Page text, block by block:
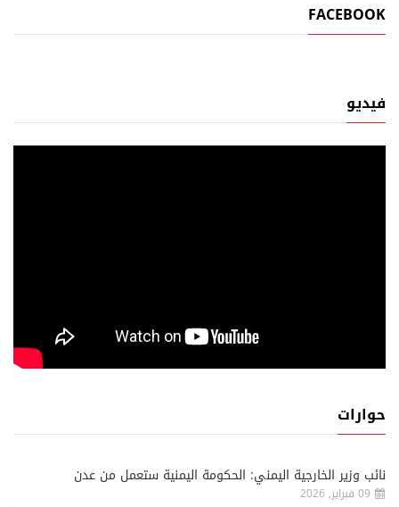
FACEBOOK
فيديو
حوارات
نائب وزير الخارجية اليمني: الحكومة اليمنية ستعمل من عدن
09 فبراير, 2026